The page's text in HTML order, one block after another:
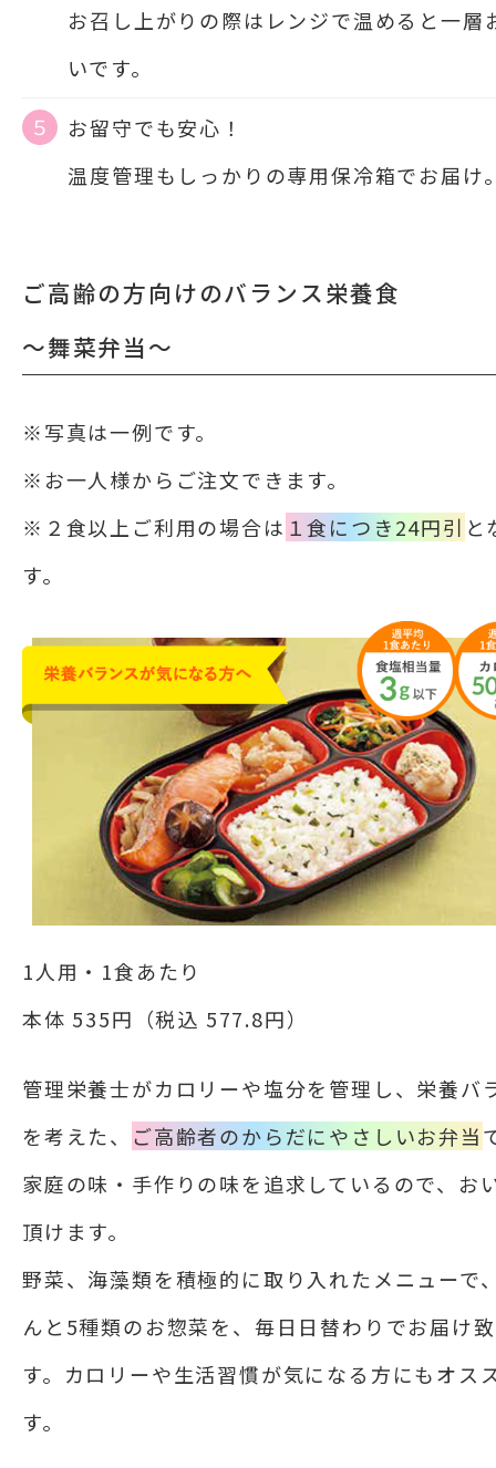
お召し上がりの際はレンジで温めると一層
いです。
５
お留守でも安心！
温度管理もしっかりの専用保冷箱でお届け
ご高齢の方向けのバランス栄養食
～舞菜弁当～
※写真は一例です。
※お一人様からご注文できます。
※２食以上ご利用の場合は １食につき24円引 と
す。
1人用・1食あたり
本体 535円（税込 577.8円）
管理栄養士がカロリーや塩分を管理し、栄養バ
を考えた、 ご高齢者のからだにやさしいお弁当
家庭の味・手作りの味を追求しているので、お
頂けます。
野菜、海藻類を積極的に取り入れたメニューで
んと5種類のお惣菜を、毎日日替わりでお届け
す。カロリーや生活習慣が気になる方にもオス
す。